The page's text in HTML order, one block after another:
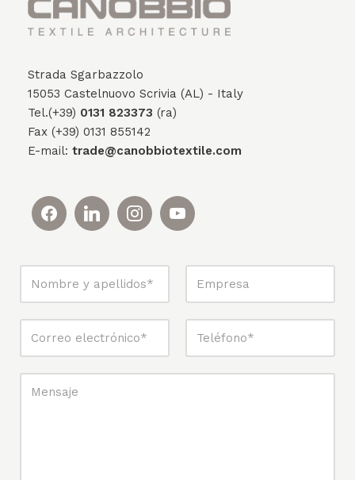
Strada Sgarbazzolo
15053 Castelnuovo Scrivia (AL) - Italy
Tel.(+39) 0131 823373 (ra)
Fax (+39) 0131 855142
E-mail: trade@canobbiotextile.com